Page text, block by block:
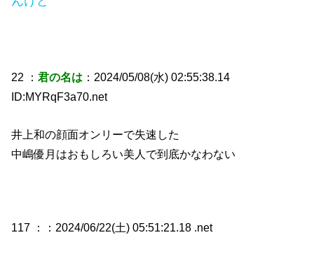
22 ：君の名は ：2024/05/08(水) 02:55:38.14
ID:MYRqF3a70.net
井上和の顔面オンリーで失速した
中嶋優月はおもしろい美人で到底かなわない
117 ： ：2024/06/22(土) 05:51:21.18 .net